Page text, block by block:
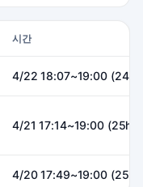
시간
4/22 18:07~19:00
4/21 17:14~19:00
4/20 17:49~19:00